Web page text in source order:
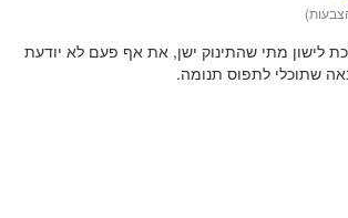
לישון מתי שהתינוק ישן, את אף פעם לא יודעת
שתוכלי לתפוס תנומה.